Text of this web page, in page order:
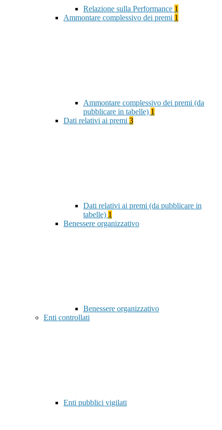
Relazione sulla Performance 1
Ammontare complessivo dei premi 1
Ammontare complessivo dei premi (da
pubblicare in tabelle) 1
Dati relativi ai premi 3
Dati relativi ai premi (da pubblicare in
tabelle) 1
Benessere organizzativo
Benessere organizzativo
Enti controllati
Enti pubblici vigilati